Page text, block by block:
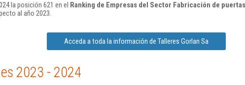
la posición 621 en el Ranking de Empresas del Sector Fabricación de
al año 2023.
Acceda a toda la información de Talleres Gorlan Sa
2023 - 2024